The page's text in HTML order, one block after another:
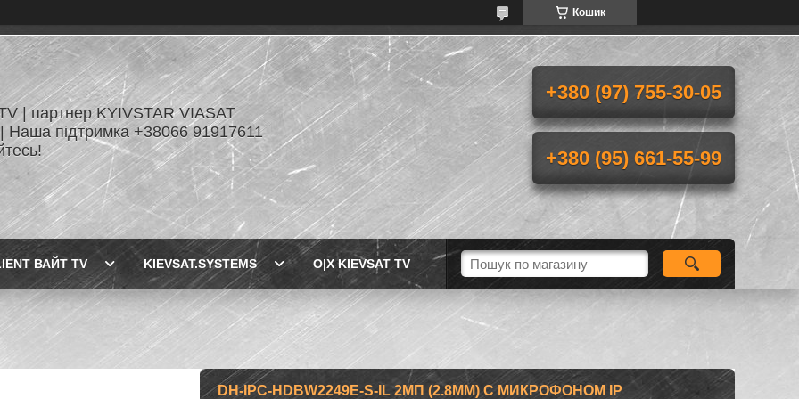
Кошик
| партнер KYIVSTAR VIASAT
Наша підтримка +38066 91917611
+380 (97) 755-30-05
+380 (95) 661-55-99
ВАЙТ TV KIEVSAT.SYSTEMS O|X KIEVSAT TV
DH-IPC-HDBW2249E-S-IL 2МП (2.8ММ) С МИКРОФОНОМ IP